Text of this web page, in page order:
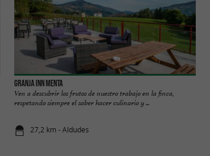
Granja Inn Menta
Ven a descubrir los frutos de nuestro trabajo en la finca,
respetando siempre el saber hacer culinario y ...
27,2 km - Aldudes